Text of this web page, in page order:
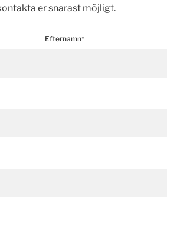
er snarast möjligt.
Efternamn*